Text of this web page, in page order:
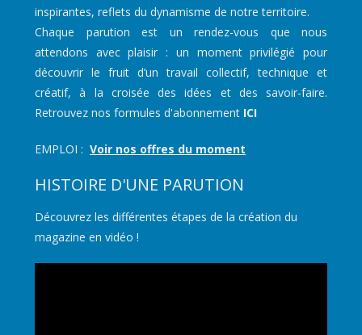
inspirantes, reflets du dynamisme de notre territoire.
Chaque parution est un rendez-vous que nous
attendons avec plaisir : un moment privilégié pour
découvrir le fruit d’un travail collectif, technique et
créatif, à la croisée des idées et des savoir-faire.
Retrouvez nos formules d'abonnement ICI
EMPLOI : Voir nos offres du moment
HISTOIRE D'UNE PARUTION
Découvrez les différentes étapes de la création du
magazine en vidéo !